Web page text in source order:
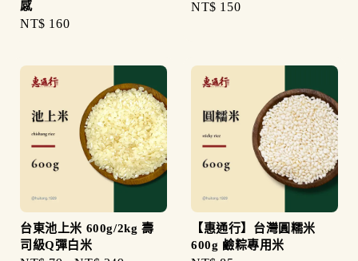
感
Regular
NT$ 160
Regular
NT$ 150
台東池上米 600g/2kg 壽
司級Q彈白米
【惠通行】台灣圓糯米
600g 鹼粽專用米